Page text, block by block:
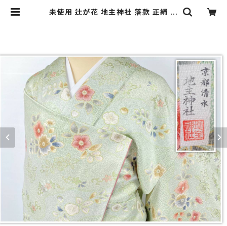
未使用 辻が花 地主神社 落款 正絹 金